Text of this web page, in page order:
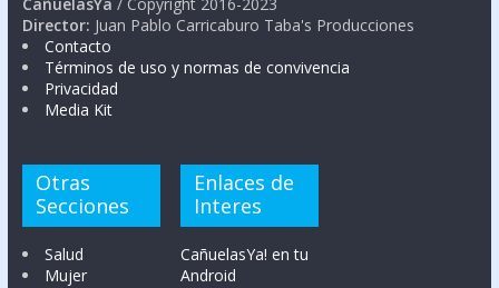
CañuelasYa / Copyright 2016-2023
Director: Juan Pablo Carricaburo Taba's Producciones
Contacto
Términos de uso y normas de convivencia
Privacidad
Media Kit
Otras
Secciones
Salud
Mujer
Enlaces de
Interes
CañuelasYa! en tu
Android